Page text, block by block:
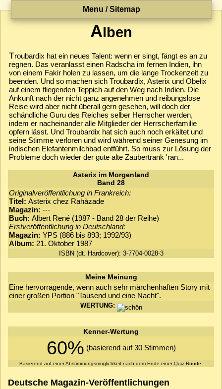
Menu / Sitemap
Alben
Troubardix hat ein neues Talent: wenn er singt, fängt es an zu
regnen. Das veranlasst einen Radscha im fernen Indien, ihn
von einem Fakir holen zu lassen, um die lange Trockenzeit zu
beenden. Und so machen sich Troubardix, Asterix und Obelix
auf einem fliegenden Teppich auf den Weg nach Indien. Die
Ankunft nach der nicht ganz angenehmen und reibungslose
Reise wird aber nicht überall gern gesehen, will doch der
schändliche Guru des Reiches selber Herrscher werden,
indem er nacheinander alle Mitglieder der Herrscherfamilie
opfern lässt. Und Troubardix hat sich auch noch erkältet und
seine Stimme verloren und wird während seiner Genesung im
indischen Elefantenmilchbad entführt. So muss zur Lösung der
Probleme doch wieder der gute alte Zaubertrank 'ran...
Asterix im Morgenland
Band 28
Originalveröffentlichung in Frankreich:
Titel: Asterix chez Rahàzade
Magazin: ---
Buch: Albert René (1987 - Band 28 der Reihe)
Erstveröffentlichung in Deutschland:
Magazin: YPS (886 bis 893; 1992/93)
Album: 21. Oktober 1987
ISBN (dt. Hardcover): 3-7704-0028-3
Meine Meinung
Eine hervorragende, wenn auch sehr märchenhaften Story mit
einer großen Portion "Tausend und eine Nacht".
WERTUNG:
Kenner-Wertung
60% (basierend auf 30 Stimmen)
Basierend auf einer Abstimmungsmöglichkeit nach dem Ende einerQuiz-Runde.
Deutsche Magazin-Veröffentlichungen